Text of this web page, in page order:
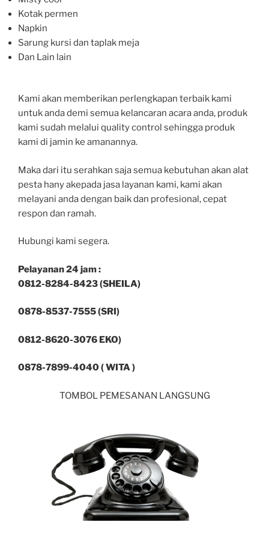
Kotak permen
Napkin
Sarung kursi dan taplak meja
Dan Lain lain
Kami akan memberikan perlengkapan terbaik kami
untuk anda demi semua kelancaran acara anda, produk
kami sudah melalui quality control sehingga produk
kami di jamin ke amanannya.
Maka dari itu serahkan saja semua kebutuhan akan alat
pesta hany akepada jasa layanan kami, kami akan
melayani anda dengan baik dan profesional, cepat
respon dan ramah.
Hubungi kami segera.
Pelayanan 24 jam :
0812-8284-8423 (SHEILA)
0878-8537-7555 (SRI)
0812-8620-3076 EKO)
0878-7899-4040 ( WITA )
TOMBOL PEMESANAN LANGSUNG